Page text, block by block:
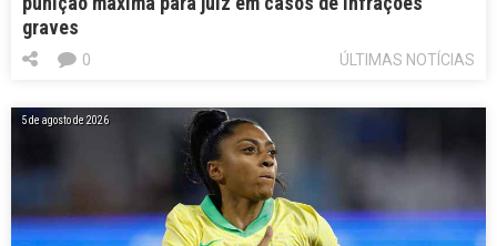
graves
ÚLTIMAS NOTÍCIAS
0
5 de agosto de 2026